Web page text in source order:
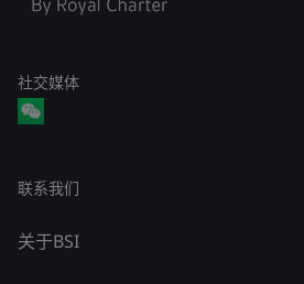
社交媒体
联系我们
关于BSI